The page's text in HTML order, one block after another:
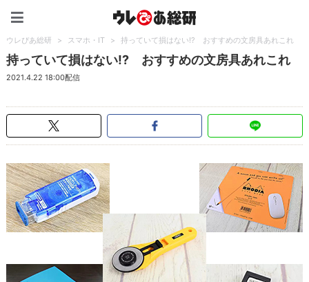
ウレぴあ総研 > スマホ・IT > 持っていて損はない!? おすすめの文房具あれこれ
持っていて損はない!? おすすめの文房具あれこれ
2021.4.22 18:00配信